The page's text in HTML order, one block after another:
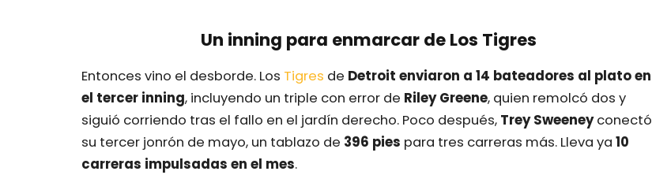
Un inning para enmarcar de Los Tigres
Entonces vino el desborde. Los Tigres de Detroit enviaron a 14 bateadores al plato en
el tercer inning, incluyendo un triple con error de Riley Greene, quien remolcó dos y
siguió corriendo tras el fallo en el jardín derecho. Poco después, Trey Sweeneyconectó
su tercer jonrón de mayo, un tablazo de 396 pies para tres carreras más. Lleva ya 10
carreras impulsadas en el mes.